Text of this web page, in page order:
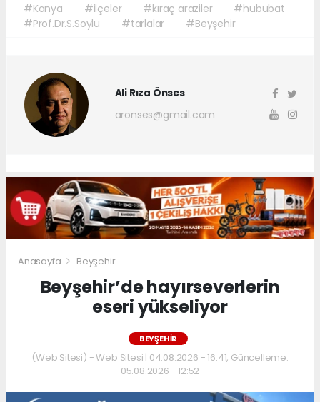
#Konya #ilçeler #kıraç araziler
#hububat
#Prof.Dr.S.Soylu
#tarlalar #Beyşehir
Ali Rıza Önses
aronses@gmail.com
Anasayfa Beyşehir
Beyşehir’de hayırseverlerin
eseri yükseliyor
BEYŞEHIR
(Web Sitesi) - Web Sitesi | 04.08.2026 - 16:41, Güncelleme:
05.08.2026 - 12:52